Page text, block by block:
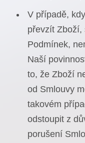
V případě,
převzít Zboží,
Podmínek,
Naší
to, že Zboží
od Smlouvy
takovém
odstoupit z
porušení